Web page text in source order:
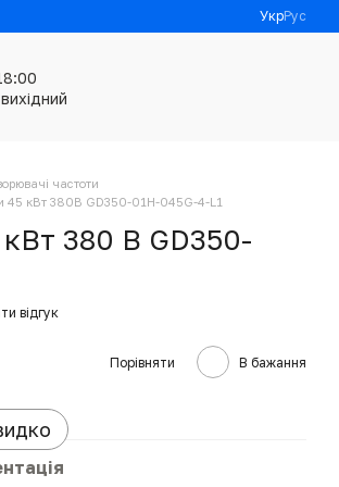
УкрРус
вихідний
частоти
45 кВт 380В GD350-01H-045G-4-L1
380 В GD350-
відгук
Порівняти В бажання